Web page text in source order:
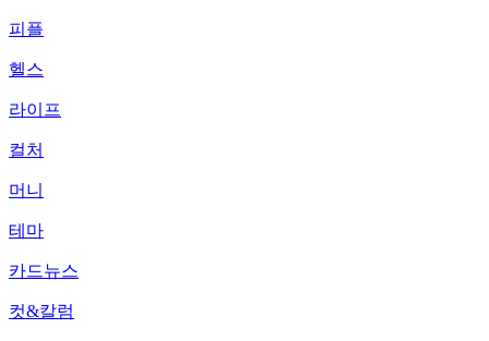
피플
헬스
라이프
컬처
머니
테마
카드뉴스
컷&칼럼